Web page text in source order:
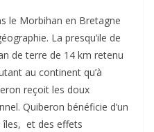
le Morbihan en Bretagne
La presqu’ile de
de terre de 14 km retenu
au continent qu’à
reçoit les doux
Quiberon bénéficie d’un
îles, et des effets